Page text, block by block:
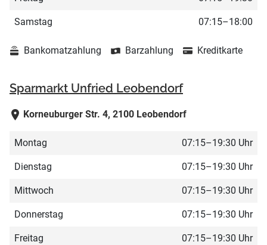
Samstag 07:15–18:00
Bankomatzahlung Barzahlung Kreditkarte
Sparmarkt Unfried Leobendorf
Korneuburger Str. 4, 2100 Leobendorf
Montag 07:15–19:30 Uhr
Dienstag 07:15–19:30 Uhr
Mittwoch 07:15–19:30 Uhr
Donnerstag 07:15–19:30 Uhr
Freitag 07:15–19:30 Uhr